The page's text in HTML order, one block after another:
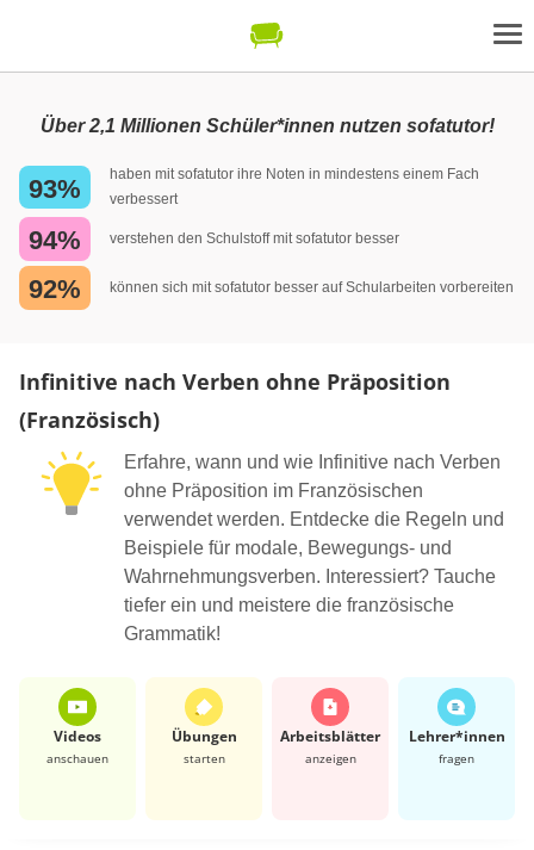
Über 2,1 Millionen Schüler*innen nutzen sofatutor!
93%
haben mit sofatutor ihre Noten in mindestens einem Fach
verbessert
94% verstehen den Schulstoff mit sofatutor besser
92% können sich mit sofatutor besser auf Schularbeiten vorbereiten
Infinitive nach Verben ohne Präposition
(Französisch)
Erfahre, wann und wie Infinitive nach Verben
ohne Präposition im Französischen
verwendet werden. Entdecke die Regeln und
Beispiele für modale, Bewegungs- und
Wahrnehmungsverben. Interessiert? Tauche
tiefer ein und meistere die französische
Grammatik!
Videos
anschauen
Übungen
starten
Arbeits­blätter
anzeigen
Lehrer*​innen
fragen